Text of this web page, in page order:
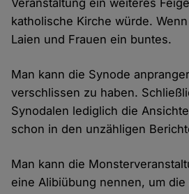
Veranstaltung ein weiteres
katholische Kirche würde.
Laien und Frauen ein buntes.
Man kann die Synode
verschlissen zu haben.
Synodalen lediglich die
schon in den unzähligen
Man kann die
eine Alibiübung nennen, um